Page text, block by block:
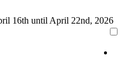
16th until April 22nd, 2026